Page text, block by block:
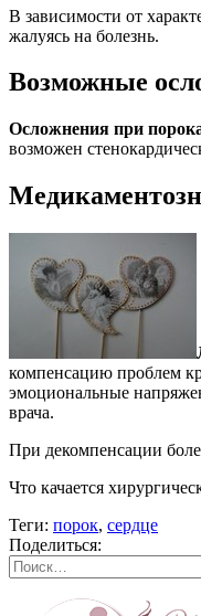
В зависимости от
жалуясь на болезнь.
Возможные
Осложнения при
возможен
компенсацию проблем
эмоциональные
врача.
При декомпенсации
Что качается
Теги: порок, сердце
Поделиться:
Найти: